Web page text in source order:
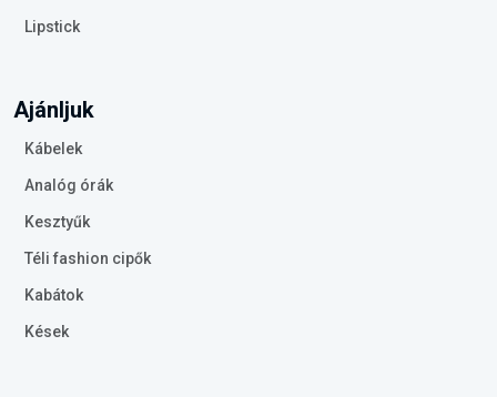
Lipstick
Ajánljuk
Kábelek
Analóg órák
Kesztyűk
Téli fashion cipők
Kabátok
Kések